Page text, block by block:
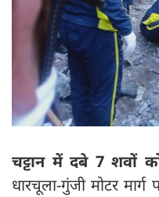
चट्टान में दबे 7 शवों
धारचूला-गुंजी मोटर मार्ग